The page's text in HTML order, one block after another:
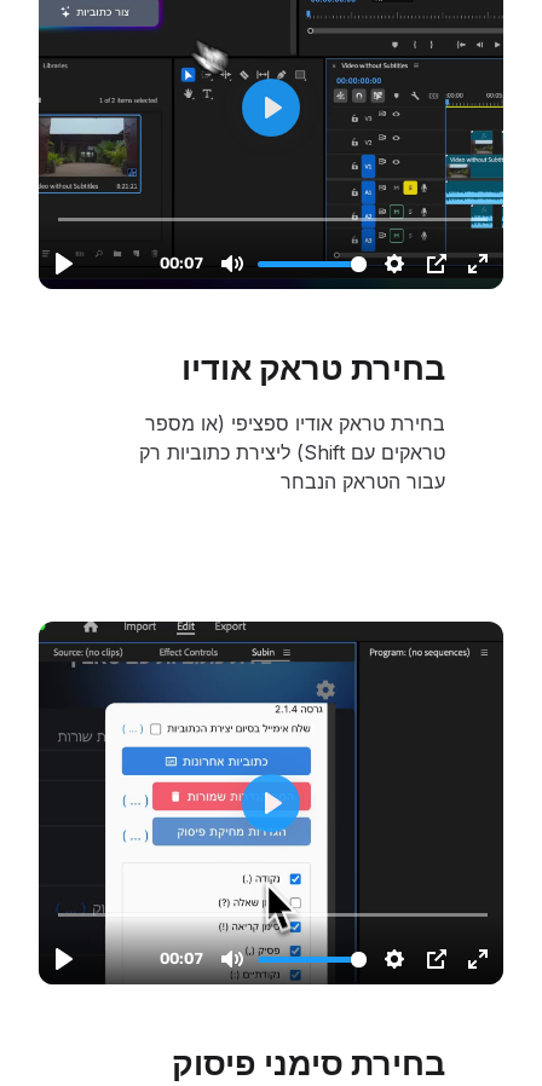
בחירת טראק אודיו
בחירת טראק אודיו ספציפי (או מספר
טראקים עם Shift) ליצירת כתוביות רק
עבור הטראק הנבחר
בחירת סימני פיסוק